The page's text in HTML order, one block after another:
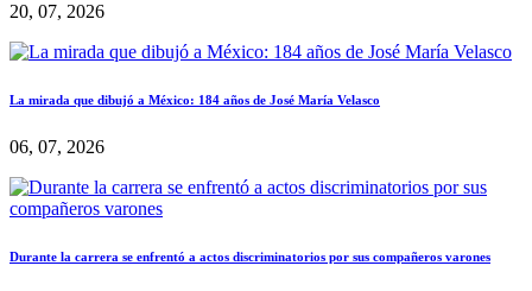
20, 07, 2026
La mirada que dibujó a México: 184 años de José María Velasco
06, 07, 2026
Durante la carrera se enfrentó a actos discriminatorios por sus compañeros varones